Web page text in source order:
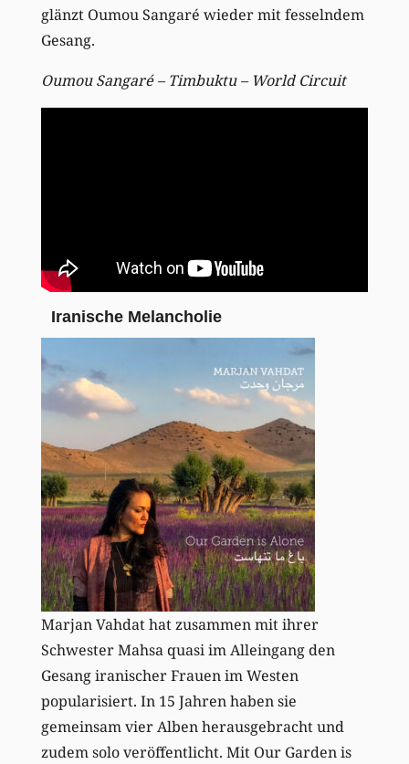
glänzt Oumou Sangaré wieder mit fesselndem
Gesang.
Oumou Sangaré – Timbuktu – World Circuit
Iranische Melancholie
Marjan Vahdat hat zusammen mit ihrer
Schwester Mahsa quasi im Alleingang den
Gesang iranischer Frauen im Westen
popularisiert. In 15 Jahren haben sie
gemeinsam vier Alben herausgebracht und
zudem solo veröffentlicht. Mit Our Garden is